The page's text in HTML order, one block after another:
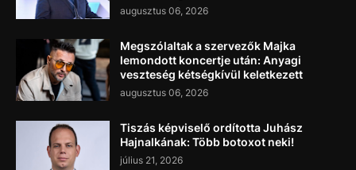
augusztus 06, 2026
Megszólaltak a szervezők Majka
lemondott koncertje után: Anyagi
veszteség kétségkívül keletkezett
augusztus 06, 2026
Tiszás képviselő ordította Juhász
Hajnalkának: Több botoxot neki!
július 21, 2026